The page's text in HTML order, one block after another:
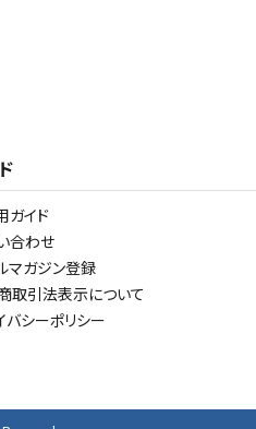
ガイド
合わせ
マガジン登録
取引法表示について
バシーポリシー